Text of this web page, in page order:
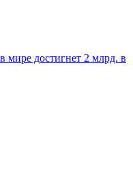
мире достигнет 2 млрд. в